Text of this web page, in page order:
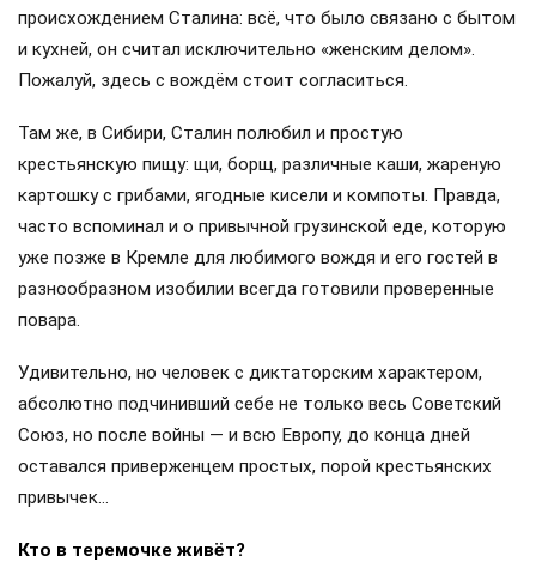
происхождением Сталина: всё, что было связано с бытом
и кухней, он считал исключительно «женским делом».
Пожалуй, здесь с вождём стоит согласиться.
Там же, в Сибири, Сталин полюбил и простую
крестьянскую пищу: щи, борщ, различные каши, жареную
картошку с грибами, ягодные кисели и компоты. Правда,
часто вспоминал и о привычной грузинской еде, которую
уже позже в Кремле для любимого вождя и его гостей в
разнообразном изобилии всегда готовили проверенные
повара.
Удивительно, но человек с диктаторским характером,
абсолютно подчинивший себе не только весь Советский
Союз, но после войны — и всю Европу, до конца дней
оставался приверженцем простых, порой крестьянских
привычек…
Кто в теремочке живёт?